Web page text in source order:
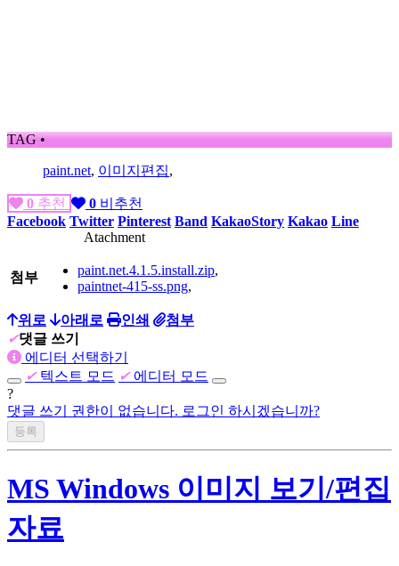
TAG •
paint.net, 이미지편집,
0 추천 0 비추천
Facebook Twitter Pinterest Band KakaoStory Kakao Line
Atachment
첨부 paint.net.4.1.5.install.zip,
paintnet-415-ss.png,
위로 아래로 인쇄
첨부
✔댓글 쓰기
에디터 선택하기
✔ 텍스트 모드 ✔ 에디터 모드
?
댓글 쓰기 권한이 없습니다. 로그인 하시겠습니까?
MS Windows 이미지 보기/편집
자료